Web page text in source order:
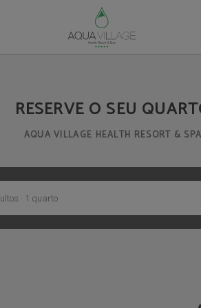
RESERVE O SEU
AQUA VILLAGE HEALTH RESORT & SPA
1 quarto